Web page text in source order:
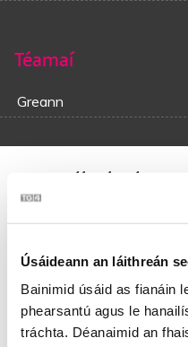
Úsáideann an láithreán
Bainimid úsáid as fianáin
phearsantú agus le
tráchta. Déanaimid an
Téamaí
Greann
Trucail Pheige
leabaigh dhom,
Bhí Maidhc an t-engine
chairt.
Bhí fíon is puins á roinnt
‘S an cailín óg ní
airgead